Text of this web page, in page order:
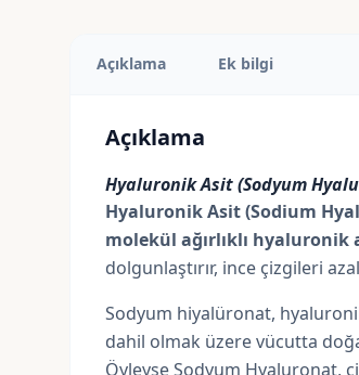
Açıklama Ek bilgi
Açıklama
Hyaluronik Asit (Sodyum
Hyaluronik Asit (Sodium
molekül ağırlıklı hyaluronik
dolgunlaştırır, ince çizgileri
Sodyum hiyalüronat,
dahil olmak üzere vücutta
Öyleyse Sodyum Hyaluronat,